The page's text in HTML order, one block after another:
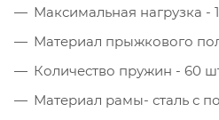
Максимальная нагрузка -
Материал прыжкового
Количество пружин - 60
Материал рамы- сталь с